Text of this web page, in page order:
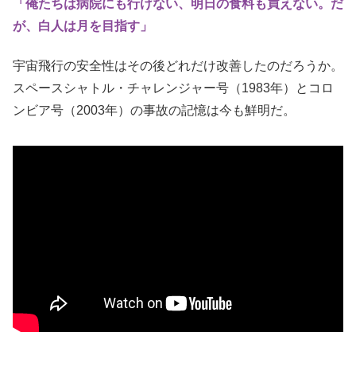
「俺たちは病院にも行けない、明日の食料も買えない。だ
が、白人は月を目指す」
宇宙飛行の安全性はその後どれだけ改善したのだろうか。
スペースシャトル・チャレンジャー号（1983年）とコロ
ンビア号（2003年）の事故の記憶は今も鮮明だ。